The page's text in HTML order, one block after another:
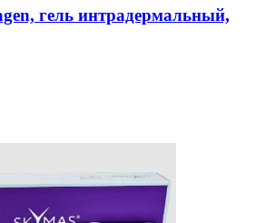
гель интрадермальный,